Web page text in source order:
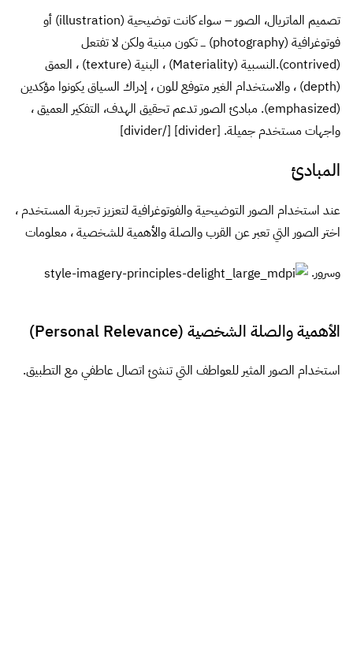
تصميم الماتريال، الصور – سواء كانت توضيحية (illustration) أو
فوتوغرافية (photography) ـــ تكون مبنية ولكن لا تفتعل
(contrived).النسبية (Materiality) ، البنية (texture) ، العمق
(depth) ، والاستخدام الغير متوفع للون ، إدراك السياق يكونوا مؤكدين
(emphasized). مبادئ الصور تدعم تحقيق الهدف، التفكير العميق ،
واجهات مستخدم جميلة. [divider] [/divider]
المبادئ
عند استخدام الصور التوضيحية والفوتوغرافية لتعزيز تجربة المستخدم ،
اختر الصور التي تعبر عن القرب والصلة والأهمية للشخصية ، معلومات
وسرور.
الأهمية والصلة الشخصية (Personal Relevance)
استخدام الصور المثير للعواطف التي تنشئ اتصال عاطفي مع التطبيق.